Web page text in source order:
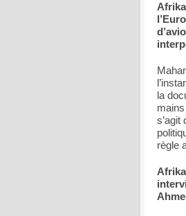
la
s’agit
règle